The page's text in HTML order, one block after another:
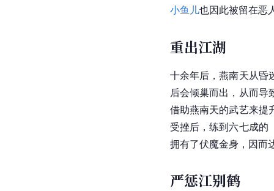
小鱼儿也因此被留在恶
重出江湖
十余年后，燕南天从昏
后会倾巢而出，从而导
借助燕南天的武艺来提
受挫后，练到六七成的
拥有了伏魔金身，因而
严惩江别鹤